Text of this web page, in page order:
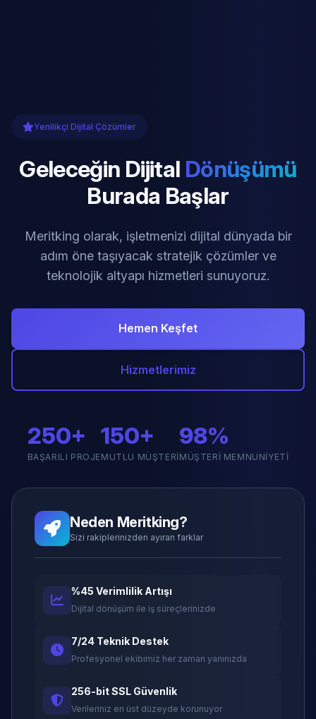
Yenilikçi Dijital Çözümler
Geleceğin Dijital Dönüşümü
Burada Başlar
Meritking olarak, işletmenizi dijital dünyada bir
adım öne taşıyacak stratejik çözümler ve
teknolojik altyapı hizmetleri sunuyoruz.
Hemen Keşfet
Hizmetlerimiz
250+
BAŞARILI PROJE
150+
MUTLU MÜŞTERI
98%
MÜŞTERI MEMNUNIYETI
Neden Meritking?
Sizi rakiplerinizden ayıran farklar
%45 Verimlilik Artışı
Dijital dönüşüm ile iş süreçlerinizde
7/24 Teknik Destek
Profesyonel ekibimiz her zaman yanınızda
256-bit SSL Güvenlik
Verileriniz en üst düzeyde korunuyor